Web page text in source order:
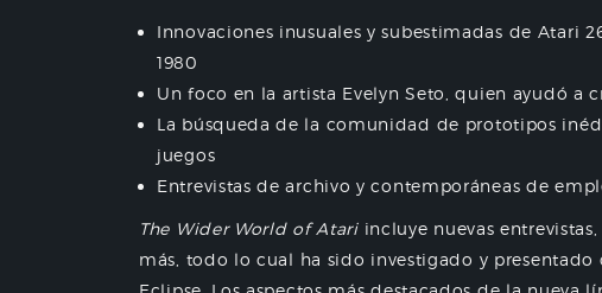
Innovaciones inusuales y subestimadas de Atari
1980
Un foco en la artista Evelyn Seto, quien ayudó a
La búsqueda de la comunidad de prototipos
juegos
Entrevistas de archivo y contemporáneas de
The Wider World of Atariincluye nuevas
más, todo lo cual ha sido investigado y